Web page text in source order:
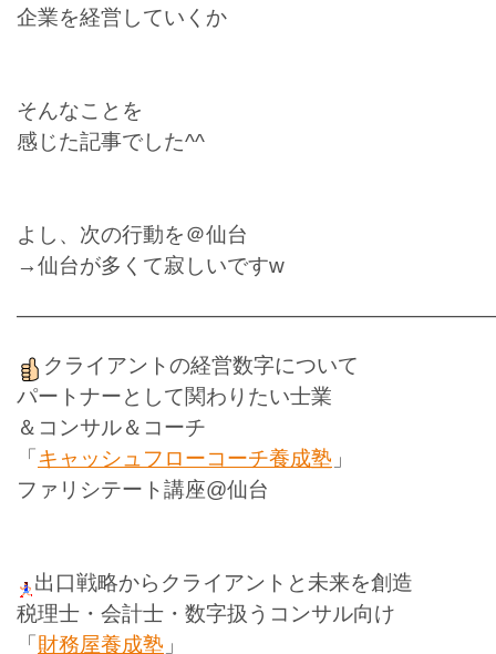
企業を経営していくか
そんなことを
感じた記事でした^^
よし、次の行動を＠仙台
→仙台が多くて寂しいですw
クライアントの経営数字について
パートナーとして関わりたい士業
＆コンサル＆コーチ
「キャッシュフローコーチ養成塾 」
ファリシテート講座@仙台
出口戦略からクライアントと未来を創造
税理士・会計士・数字扱うコンサル向け
「財務屋養成塾 」